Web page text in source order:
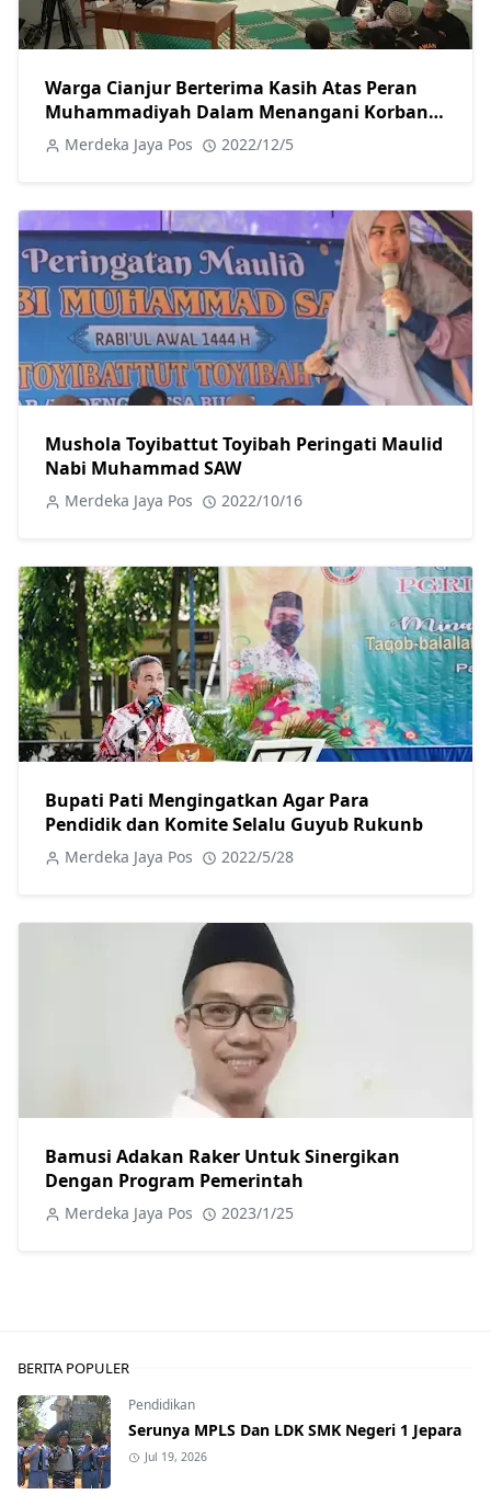
Warga Cianjur Berterima Kasih Atas Peran
Muhammadiyah Dalam Menangani Korban
Gempa
Merdeka Jaya Pos 2022/12/5
Mushola Toyibattut Toyibah Peringati Maulid
Nabi Muhammad SAW
Merdeka Jaya Pos 2022/10/16
Bupati Pati Mengingatkan Agar Para
Pendidik dan Komite Selalu Guyub Rukunb
Merdeka Jaya Pos 2022/5/28
Bamusi Adakan Raker Untuk Sinergikan
Dengan Program Pemerintah
Merdeka Jaya Pos 2023/1/25
BERITA POPULER
Pendidikan
Serunya MPLS Dan LDK SMK Negeri 1 Jepara
Jul 19, 2026